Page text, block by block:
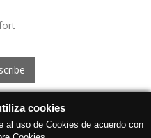
cookies
al uso de Cookies de acuerdo con